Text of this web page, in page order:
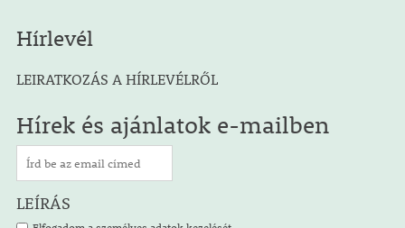
Hírlevél
LEIRATKOZÁS A HÍRLEVÉLRŐL
Hírek és ajánlatok e-mailben
LEÍRÁS